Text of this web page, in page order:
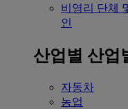
비영리 단체
인
산업별 산업
자동차
농업